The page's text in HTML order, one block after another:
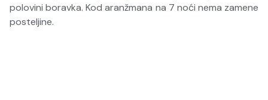
polovini boravka. Kod aranžmana na 7 noći nema zamene
posteljine.